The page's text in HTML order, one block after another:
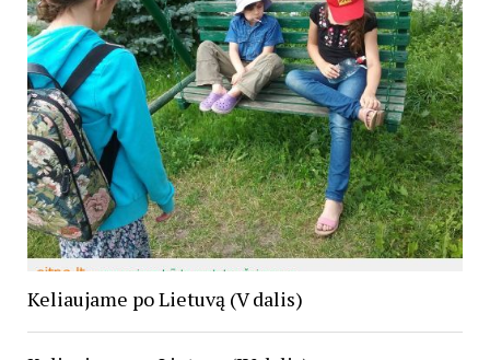
Keliaujame po Lietuvą (V dalis)